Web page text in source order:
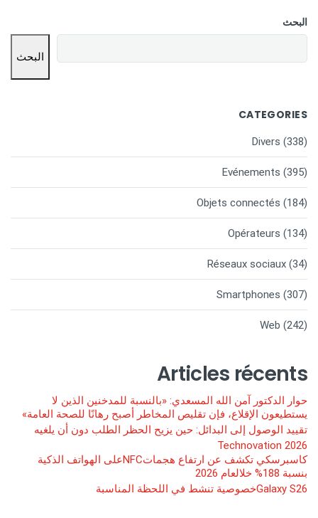
البحث
البحث
CATEGORIES
Divers (338)
Evénements (395)
Objets connectés (184)
Opérateurs (134)
Réseaux sociaux (34)
Smartphones (307)
Web (242)
Articles récents
حوار الدكتور آمن الله المسعدي: «بالنسبة للمدخنين الذين لا
يستطيعون الإقلاع، فإن تقليص المخاطر أصبح رهانًا للصحة العامة»
تقييد الوصول إلى البدائل: حين يزيح الحظر الطلب دون أن يلغيه
Technovation 2026
كاسبرسكي تكشف عن ارتفاع هجماتNFCعلى الهواتف الذكية
بنسبة 188% خلالعام 2026
Galaxy S26خصوصية تنشط في اللحظة المناسبة